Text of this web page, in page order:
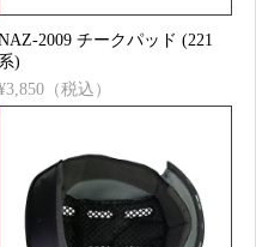
2009 チークパッド (221
系)
（税込）